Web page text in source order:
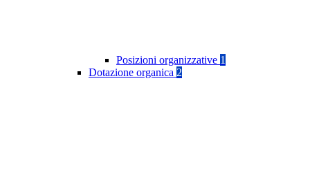
Posizioni organizzative 1
Dotazione organica 2